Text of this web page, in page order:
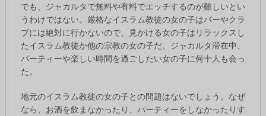
でも、ジャカルタで無料や有料でエッチするのが難しいとい
うわけではない。厳格なイスラム教徒の女の子はバーやクラ
ブには絶対に行かないので、見かける女の子はリラックスし
たイスラム教徒か他の宗教の女の子だ。ジャカルタ滞在中、
パーティーや楽しい時間を過ごしたい女の子に何十人も会っ
た。
地元のイスラム教徒の女の子との問題はないでしょう。なぜ
なら、お酒を飲まなかったり、パーティーをしなかったりす